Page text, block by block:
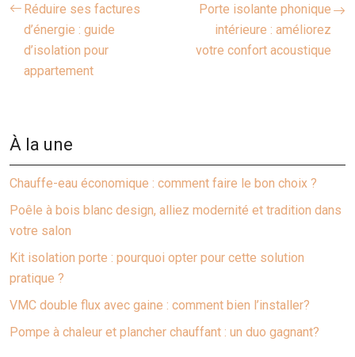
Réduire ses factures
d’énergie : guide
d’isolation pour
appartement
Porte isolante phonique
intérieure : améliorez
votre confort acoustique
À la une
Chauffe-eau économique : comment faire le bon choix ?
Poêle à bois blanc design, alliez modernité et tradition dans
votre salon
Kit isolation porte : pourquoi opter pour cette solution
pratique ?
VMC double flux avec gaine : comment bien l’installer?
Pompe à chaleur et plancher chauffant : un duo gagnant?